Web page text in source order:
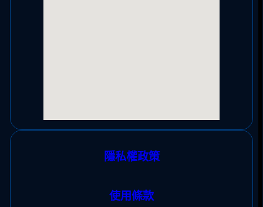
隱私權政策
使用條款